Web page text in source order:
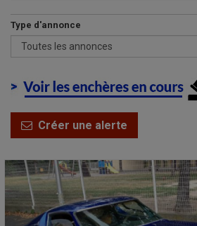
Type d'annonce
Créer une alerte